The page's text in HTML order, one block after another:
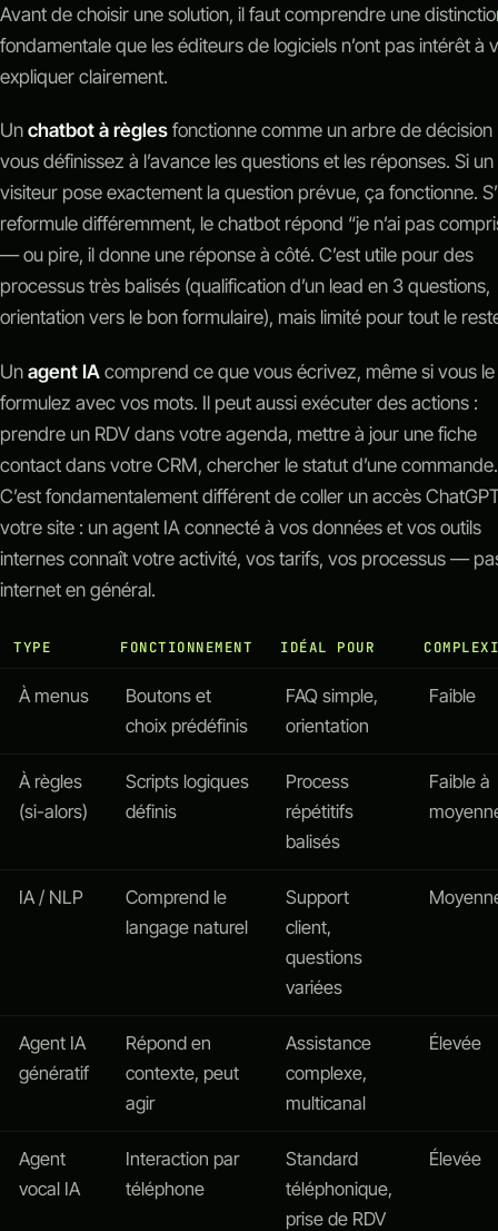
Avant de choisir une solution, il faut comprendre une
fondamentale que les éditeurs de logiciels n’ont pas intérêt à
expliquer clairement.
Unchatbot à règlesfonctionne comme un arbre de décision
vous définissez à l’avance les questions et les réponses. Si un
visiteur pose exactement la question prévue, ça fonctionne.
reformule différemment, le chatbot répond “je n’ai pas
— ou pire, il donne une réponse à côté. C’est utile pour des
processus très balisés (qualification d’un lead en 3 questions,
orientation vers le bon formulaire), mais limité pour tout le
Unagent IAcomprend ce que vous écrivez, même si vous le
formulez avec vos mots. Il peut aussi exécuter des actions :
prendre un RDV dans votre agenda, mettre à jour une fiche
contact dans votre CRM, chercher le statut d’une commande.
C’est fondamentalement différent de coller un accès
votre site : un agent IA connecté à vos données et vos outils
internes connaît votre activité, vos tarifs, vos processus —
internet en général.
TYPE FONCTIONNEMENT IDÉAL POUR
À menus
Boutons et
choix prédéfinis
FAQ simple,
orientation
Faible
À règles
(si-alors)
Scripts logiques
définis
Process
répétitifs
balisés
Faible à
IA / NLP
Comprend le
langage naturel
Support
client,
questions
variées
Agent IA
génératif
Répond en
contexte, peut
agir
Assistance
complexe,
multicanal
Élevée
Agent
vocal IA
Interaction par
téléphone
Standard
téléphonique,
prise de RDV
Élevée